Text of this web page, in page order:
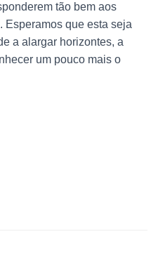
tão bem aos
Esperamos que esta seja
a alargar horizontes, a
um pouco mais o